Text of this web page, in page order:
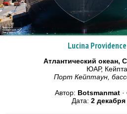
Lucina Providence
Атлантический океан,
ЮАР,
Порт Кейптаун,
Автор: Botsmanmat·
Дата: 2 декабря